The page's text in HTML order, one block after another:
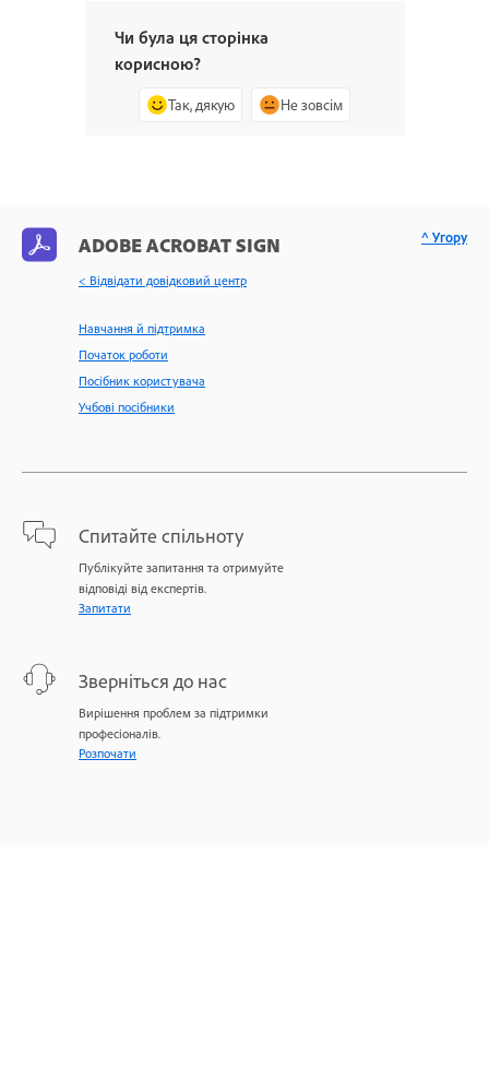
Чи була ця сторінка
корисною?
Так, дякую Не зовсім
ADOBE ACROBAT SIGN
< Відвідати довідковий центр
Навчання й підтримка
Початок роботи
Посібник користувача
Учбові посібники
Спитайте спільноту
Публікуйте запитання та отримуйте
відповіді від експертів.
Запитати
Зверніться до нас
Вирішення проблем за підтримки
професіоналів.
Розпочати
^ Угору